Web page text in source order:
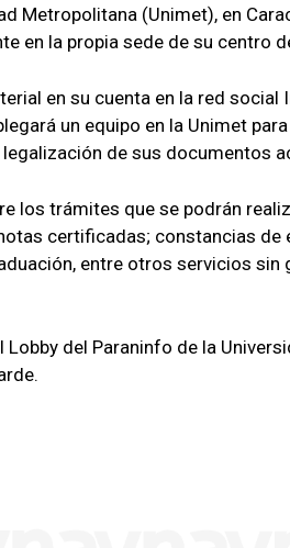
Metropolitana (Unimet), en
en la propia sede de su centro
en su cuenta en la red social
un equipo en la Unimet
de sus documentos
los trámites que se podrán
certificadas; constancias de
entre otros servicios sin
Lobby del Paraninfo de la